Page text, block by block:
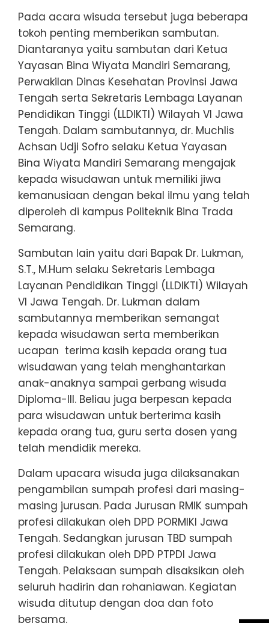
Pada acara wisuda tersebut juga beberapa
tokoh penting memberikan sambutan.
Diantaranya yaitu sambutan dari Ketua
Yayasan Bina Wiyata Mandiri Semarang,
Perwakilan Dinas Kesehatan Provinsi Jawa
Tengah serta Sekretaris Lembaga Layanan
Pendidikan Tinggi (LLDIKTI) Wilayah VI Jawa
Tengah. Dalam sambutannya, dr. Muchlis
Achsan Udji Sofro selaku Ketua Yayasan
Bina Wiyata Mandiri Semarang mengajak
kepada wisudawan untuk memiliki jiwa
kemanusiaan dengan bekal ilmu yang telah
diperoleh di kampus Politeknik Bina Trada
Semarang.
Sambutan lain yaitu dari Bapak Dr. Lukman,
S.T., M.Hum selaku Sekretaris Lembaga
Layanan Pendidikan Tinggi (LLDIKTI) Wilayah
VI Jawa Tengah. Dr. Lukman dalam
sambutannya memberikan semangat
kepada wisudawan serta memberikan
ucapan terima kasih kepada orang tua
wisudawan yang telah menghantarkan
anak-anaknya sampai gerbang wisuda
Diploma-III. Beliau juga berpesan kepada
para wisudawan untuk berterima kasih
kepada orang tua, guru serta dosen yang
telah mendidik mereka.
Dalam upacara wisuda juga dilaksanakan
pengambilan sumpah profesi dari masing-
masing jurusan. Pada Jurusan RMIK sumpah
profesi dilakukan oleh DPD PORMIKI Jawa
Tengah. Sedangkan jurusan TBD sumpah
profesi dilakukan oleh DPD PTPDI Jawa
Tengah. Pelaksaan sumpah disaksikan oleh
seluruh hadirin dan rohaniawan. Kegiatan
wisuda ditutup dengan doa dan foto
bersama.